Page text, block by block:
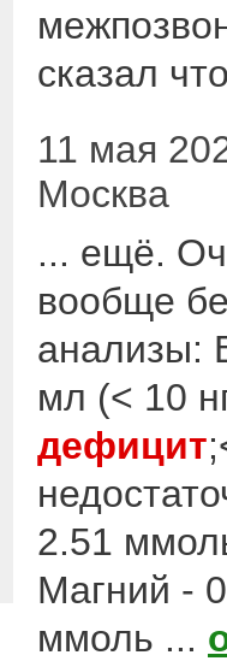
сказал
11 мая
Москва
... ещё.
вообще
анализы:
мл (< 10
дефицит
2.51
Магний -
ммоль ...